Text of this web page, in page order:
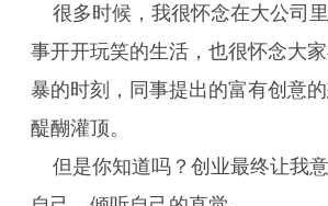
很多时候，我很怀念在大公司
事开开玩笑的生活，也很怀念大
暴的时刻，同事提出的富有创意
醍醐灌顶。
但是你知道吗？创业最终让我